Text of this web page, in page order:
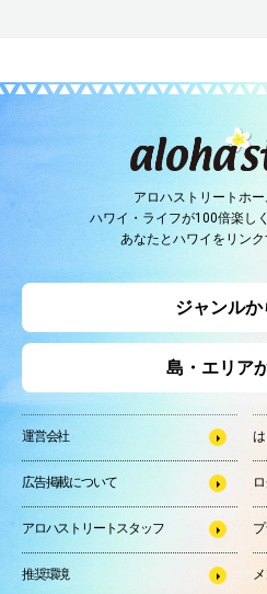
アロハストリートホー
ハワイ・ライフが100倍楽し
あなたとハワイをリンク
ジャンル
島・エリア
運営会社 は
広告掲載について
アロハストリートスタッフ
推奨環境